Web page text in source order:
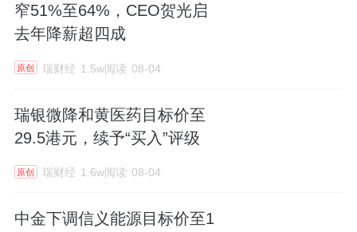
窄51%至64%，CEO贺光启
去年降薪超四成
原创 瑞财经 1.5w阅读 08-04
瑞银微降和黄医药目标价至
29.5港元，续予“买入”评级
原创 瑞财经 1.6w阅读 08-04
中金下调信义能源目标价至1